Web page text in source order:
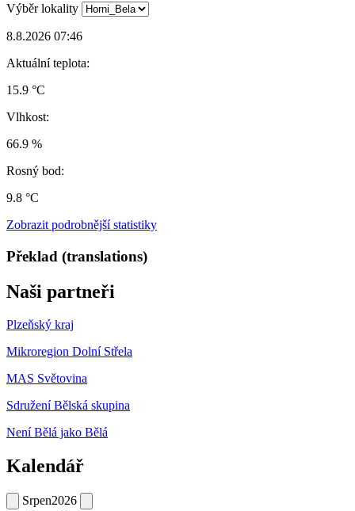
Výběr lokality
8.8.2026 07:46
Aktuální teplota:
15.9 °C
Vlhkost:
66.9 %
Rosný bod:
9.8 °C
Zobrazit podrobnější statistiky
Překlad (translations)
Naši partneři
Plzeňský kraj
Mikroregion Dolní Střela
MAS Světovina
Sdružení Bělská skupina
Není Bělá jako Bělá
Kalendář
Srpen2026